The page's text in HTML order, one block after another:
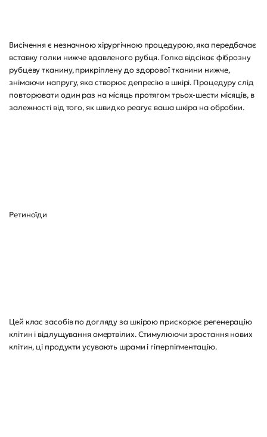
Висічення є незначною хірургічною процедурою, яка передбачає
вставку голки нижче вдавленого рубця. Голка відсікає фіброзну
рубцеву тканину, прикріплену до здорової тканини нижче,
знімаючи напругу, яка створює депресію в шкірі. Процедуру слід
повторювати один раз на місяць протягом трьох-шести місяців, в
залежності від того, як швидко реагує ваша шкіра на обробки.
Ретиноїди
Цей клас засобів по догляду за шкірою прискорює регенерацію
клітин і відлущування омертвілих. Стимулюючи зростання нових
клітин, ці продукти усувають шрами і гіперпігментацію.